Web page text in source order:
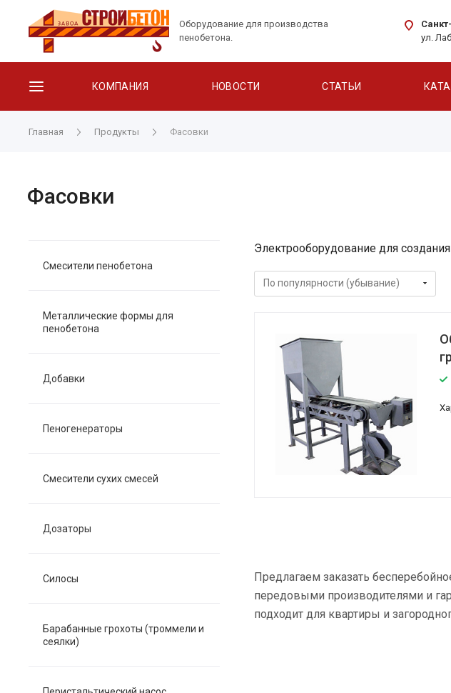
Оборудование для производства
пенобетона.
ул.
КОМПАНИЯ НОВОСТИ СТАТЬИ
Главная Продукты Фасовки
Фасовки
Электрооборудование для
Предлагаем заказать
передовыми производителями и
подходит для квартиры и
Смесители пенобетона
Металлические формы для
пенобетона
Добавки
Пеногенераторы
Смесители сухих смесей
Дозаторы
Силосы
Барабанные грохоты (троммели и
сеялки)